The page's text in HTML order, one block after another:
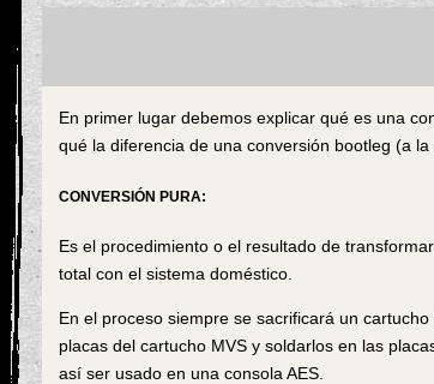
En primer lugar debemos explicar qué es una
qué la diferencia de una conversión bootleg (a
CONVERSIÓN PURA:
Es el procedimiento o el resultado de
total con el sistema doméstico.
En el proceso siempre se sacrificará un
placas del cartucho MVS y soldarlos en las
así ser usado en una consola AES.